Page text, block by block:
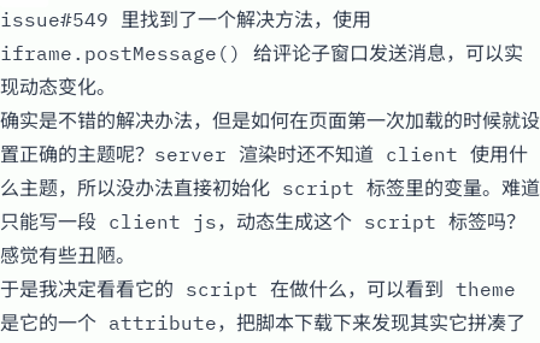
issue#549 里找到了一个解决方法，使用
iframe.postMessage()
给评论子窗口发送消息，可以实
现动态变化。
确实是不错的解决办法，但是如何在页面第一次加载的时候就设
置正确的主题呢？server 渲染时还不知道 client 使用什
么主题，所以没办法直接初始化 script 标签里的变量。难道
只能写一段 client js，动态生成这个 script 标签吗？
感觉有些丑陋。
于是我决定看看它的 script 在做什么，可以看到 theme
是它的一个 attribute，把脚本下载下来发现其实它拼凑了